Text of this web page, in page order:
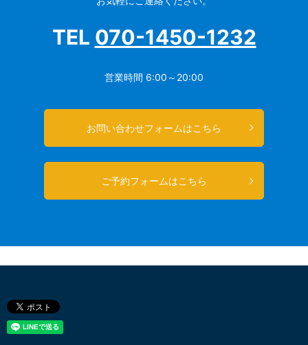
TEL 070-1450-1232
営業時間 6:00～20:00
お問い合わせフォームはこちら
ご予約フォームはこちら